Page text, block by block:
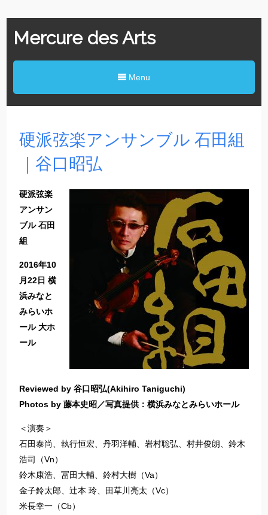
Mercure des Arts
Menu
硬派弦楽アンサンブル 石田組
｜谷口昭弘
硬派弦楽
アンサン
ブル 石田
組
2016年10
月 22日 横
浜みなと
みらいホ
ール 大ホ
ール
Reviewed by 谷口昭弘(Akihiro Taniguchi)
Photos by 藤本史昭／写真提供：横浜みなとみらいホール
＜演奏＞
石田泰尚、執行恒宏、丹羽洋輔、岩村聡弘、村井俊朗、鈴木
浩司（Vn）
鈴木康浩、冨田大輔、鈴村大樹（Va）
金子鈴太郎、辻本 玲、田草川亮太（Vc）
米長幸一（Cb）